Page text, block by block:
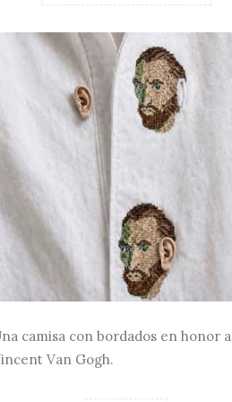
camisa con bordados en honor a
Van Gogh.